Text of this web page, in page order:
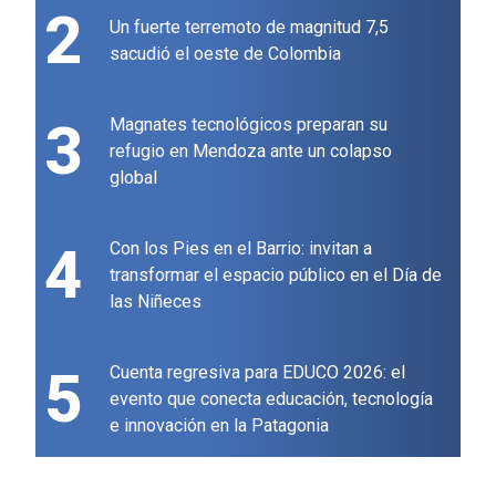
2
Un fuerte terremoto de magnitud 7,5
sacudió el oeste de Colombia
3
Magnates tecnológicos preparan su
refugio en Mendoza ante un colapso
global
4
Con los Pies en el Barrio: invitan a
transformar el espacio público en el Día de
las Niñeces
5
Cuenta regresiva para EDUCO 2026: el
evento que conecta educación, tecnología
e innovación en la Patagonia